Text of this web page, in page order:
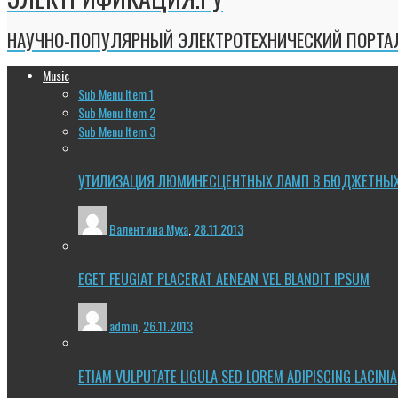
НАУЧНО-ПОПУЛЯРНЫЙ ЭЛЕКТРОТЕХНИЧЕСКИЙ
Music
Sub Menu Item 1
Sub Menu Item 2
Sub Menu Item 3
УТИЛИЗАЦИЯ ЛЮМИНЕСЦЕНТНЫХ ЛАМП В
Валентина Муха 28.11.2013
EGET FEUGIAT PLACERAT AENEAN VEL BLANDIT IPSUM
admin,26.11.2013
ETIAM VULPUTATE LIGULA SED LOREM ADIPISCING LACINIA